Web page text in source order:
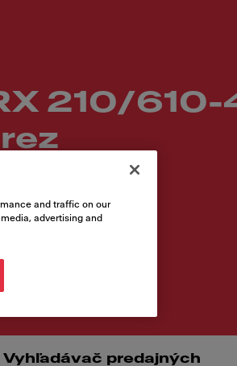
210/
Vyhľadávač predajných
and traffic on our
advertising and